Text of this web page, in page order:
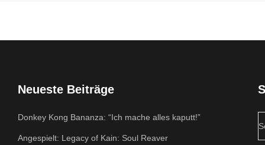
Neueste Beiträge
Donkey Kong Bananza: “Ich mache alles kaputt!”
Angespielt: Legacy of Kain: Soul Reaver